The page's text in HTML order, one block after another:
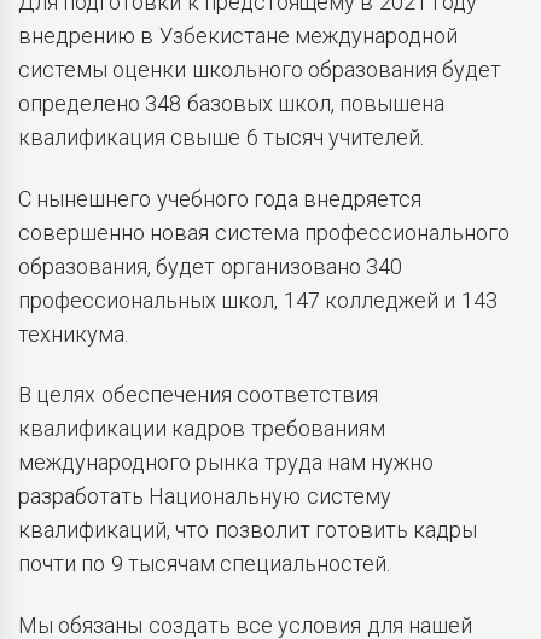
внедрению в Узбекистане международной
системы оценки школьного образования будет
определено 348 базовых школ, повышена
квалификация свыше 6 тысяч учителей.
С нынешнего учебного года внедряется
совершенно новая система профессионального
образования, будет организовано 340
профессиональных школ, 147 колледжей и 143
техникума.
В целях обеспечения соответствия
квалификации кадров требованиям
международного рынка труда нам нужно
разработать Национальную систему
квалификаций, что позволит готовить кадры
почти по 9 тысячам специальностей.
Мы обязаны создать все условия для нашей